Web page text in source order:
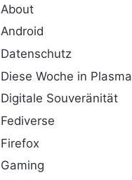
About
Android
Datenschutz
Diese Woche in Plasma
Digitale Souveränität
Fediverse
Firefox
Gaming